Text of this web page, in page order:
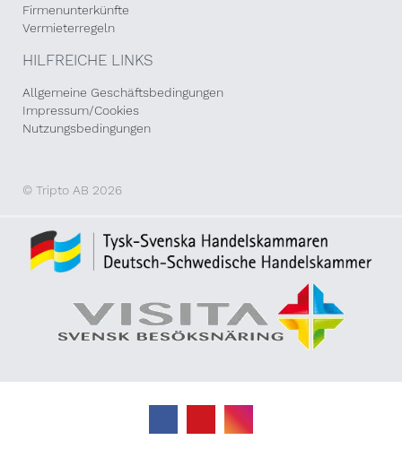
Firmenunterkünfte
Vermieterregeln
HILFREICHE LINKS
Allgemeine Geschäftsbedingungen
Impressum/Cookies
Nutzungsbedingungen
© Tripto AB 2026